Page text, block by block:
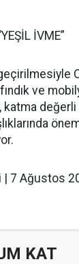
İVME”
ve
| 7 Ağustos
KAT